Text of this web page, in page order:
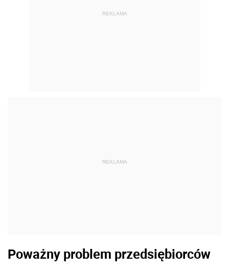
REKLAMA
REKLAMA
Poważny problem przedsiębiorców